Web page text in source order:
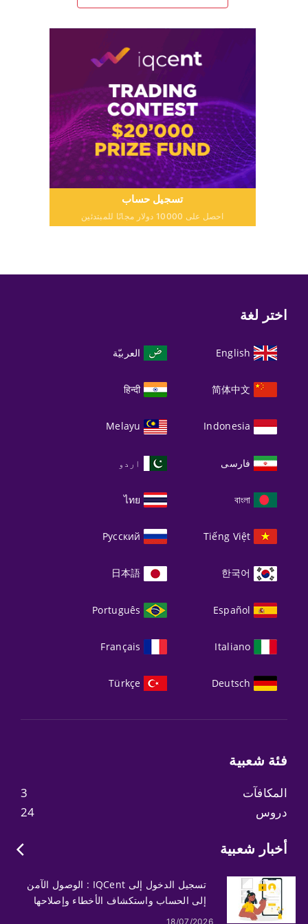
تسجيل حساب
احصل على 10000 دولار مجانًا للمبتدئين
اختر لغة
English العربيّة
简体中文
हिन्दी
Indonesia
Melayu
فارسی اردو
বাংলা
ไทย
Tiếng Việt
Русский
한국어
日本語
Español
Português
Italiano
Français
Deutsch
Türkçe
فئة شعبية
3
المكافآت
24
دروس
أخبار شعبية
تسجيل الدخول إلى IQCent : الوصول الآمن
إلى الحساب واستكشاف الأخطاء وإصلاحها
18/07/2026